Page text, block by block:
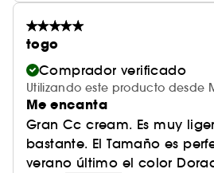
togo
Comprador verificado
Utilizando este producto desde
Me encanta
Gran Cc cream. Es muy
bastante. El Tamaño es
verano último el color